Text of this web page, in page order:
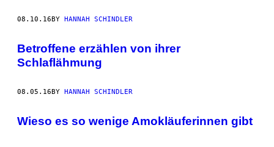
08.10.16BY HANNAH SCHINDLER
Betroffene erzählen von ihrer
Schlaflähmung
08.05.16BY HANNAH SCHINDLER
Wieso es so wenige Amokläuferinnen gibt